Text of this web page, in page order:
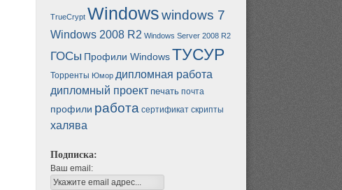
TrueCrypt Windowswindows 7
Windows 2008 R2 Windows Server 2008 R2
ГОСы Профили WindowsТУСУР
Торренты Юмор дипломная работа
дипломный проект печать почта
профили работа сертификат скрипты
халява
Подписка:
Ваш email: